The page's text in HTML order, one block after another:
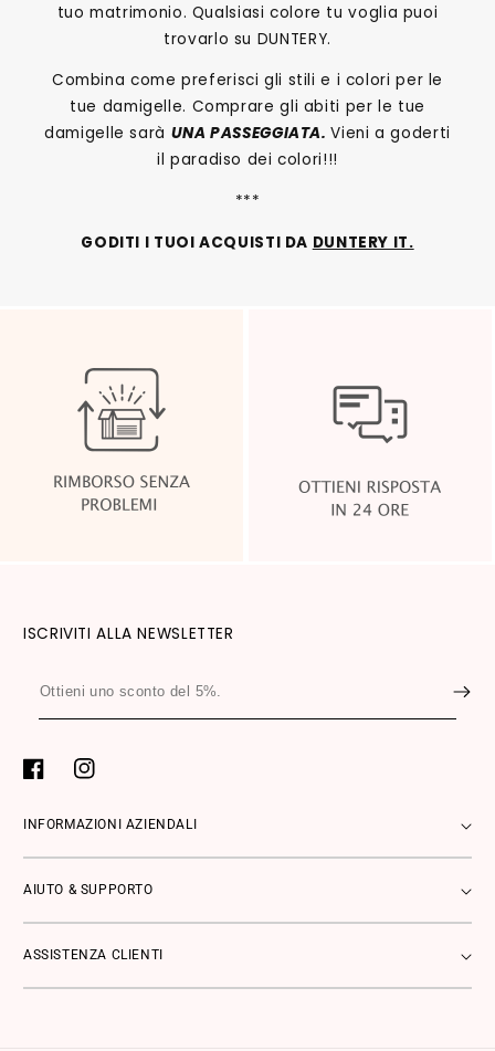
tuo matrimonio. Qualsiasi colore tu voglia puoi
trovarlo su DUNTERY.
Combina come preferisci gli stili e i colori per le
tue damigelle. Comprare gli abiti per le tue
damigelle sarà UNA PASSEGGIATA.Vieni a goderti
il paradiso dei colori!!!
***
GODITI I TUOI ACQUISTI DA DUNTERY IT.
ISCRIVITI ALLA NEWSLETTER
Ottieni
uno
del
FacebookInstagram
INFORMAZIONI AZIENDALI
AIUTO & SUPPORTO
ASSISTENZA CLIENTI